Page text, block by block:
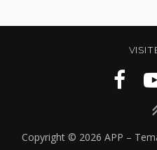
Copyright © 2026 APP –